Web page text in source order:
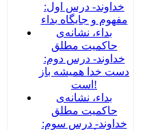
خداوند- درس اول:
مفهوم و جایگاه بداء
بداء، نشانه‌ی
حاکمیت مطلق
خداوند- درس دوم:
دست خدا همیشه باز
است!
بداء، نشانه‌ی
حاکمیت مطلق
خداوند- درس سوم: